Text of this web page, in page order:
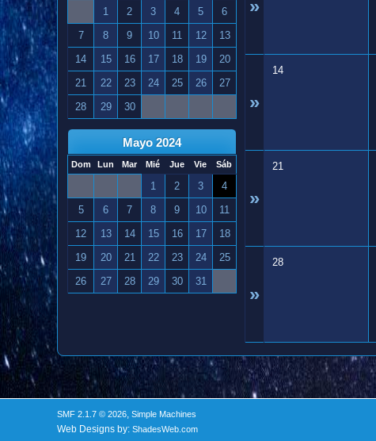
1 2 3 4 5
6
7
8 9 10 11 12
13
14
15 16 17 18 19
20
21
22 23 24 25 26
27
28
29 30
Mayo 2024
Dom Lun Mar Mié Jue Vie Sáb
1 2 3
4
5
6 7 8 9 10
11
12
13 14 15 16 17
18
19
20 21 22 23 24
25
26
27 28 29 30 31
»
»
14
»
21
»
28
SMF 2.1.7 © 2026, Simple Machines
Web Designs by: ShadesWeb.com